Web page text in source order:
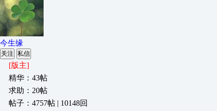
今生缘
关注 私信
[版主]
精华：43帖
求助：20帖
帖子：4757帖 | 10148回